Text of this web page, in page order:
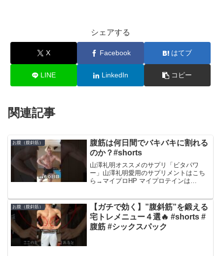
シェアする
X Facebook はてブ
LINE LinkedIn コピー
関連記事
お腹（腹斜筋）
腹筋は何日間でバキバキに割れる
のか？#shorts
山澤礼明オススメのサプリ「ビタパワ
ー」山澤礼明愛用のサプリメントはこち
ら→マイプロHP マイプロテインは
是非。通常セールが50%引きなら51%引
になります。山澤オス...
お腹（腹斜筋）
【ガチで効く】”腹斜筋”を鍛える
宅トレメニュー４選🔥 #shorts #
腹筋 #シックスパック